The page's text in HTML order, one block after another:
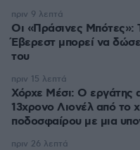
Οι «Πράσινες Μπότες»:
Έβερεστ μπορεί να
του
πριν 9 λεπτά
Χόρχε Μέσι: Ο εργάτης
13χρονο Λιονέλ από το
ποδοσφαίρου με μια
πριν 15 λεπτά
πριν 26 λεπτά